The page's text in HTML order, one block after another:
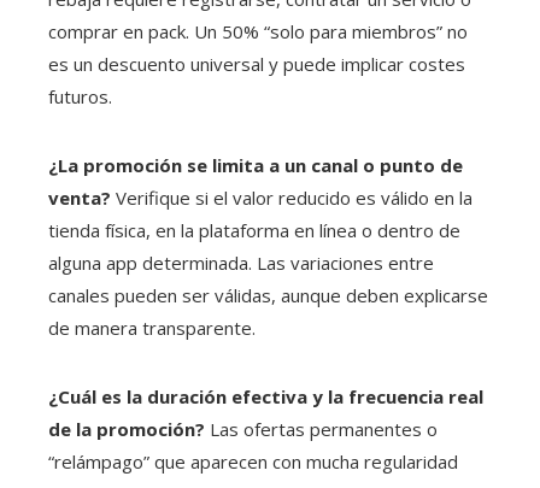
comprar en pack. Un 50% “solo para miembros” no
es un descuento universal y puede implicar costes
futuros.
¿La promoción se limita a un canal o punto de
venta? Verifique si el valor reducido es válido en la
tienda física, en la plataforma en línea o dentro de
alguna app determinada. Las variaciones entre
canales pueden ser válidas, aunque deben explicarse
de manera transparente.
¿Cuál es la duración efectiva y la frecuencia real
de la promoción? Las ofertas permanentes o
“relámpago” que aparecen con mucha regularidad